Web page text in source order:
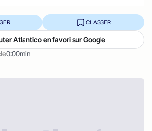
0:00min
CLASSER
Atlantico en favori sur Google